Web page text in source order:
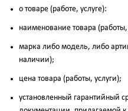
о товаре (работе, услуге):
наименование товара (работы,
марка либо модель, либо
наличии);
цена товара (работы, услуги);
установленный гарантийный